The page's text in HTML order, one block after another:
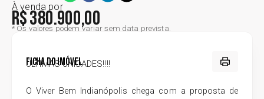
À venda por
R$ 380.900,00
* Os valores podem variar sem data prevista.
Ficha do Imóvel
ÚLTIMAS UNIDADES!!!!
O Viver Bem Indianópolis chega com a proposta de